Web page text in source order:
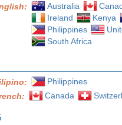
Australia
Ireland
Kenya
Philippines
South Africa
Philippines
Canada